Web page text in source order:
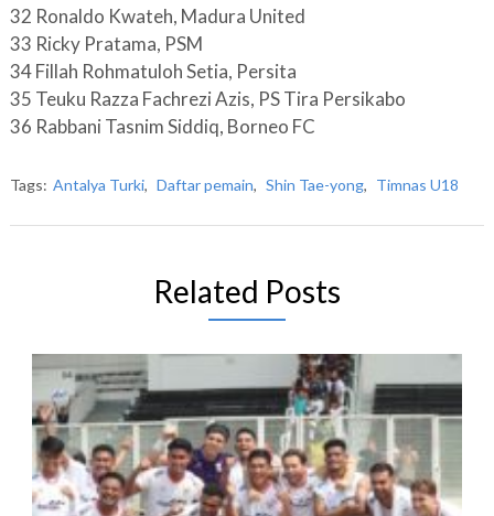
32 Ronaldo Kwateh, Madura United
33 Ricky Pratama, PSM
34 Fillah Rohmatuloh Setia, Persita
35 Teuku Razza Fachrezi Azis, PS Tira Persikabo
36 Rabbani Tasnim Siddiq, Borneo FC
Tags: Antalya Turki, Daftar pemain, Shin Tae-yong, Timnas U18
Related Posts